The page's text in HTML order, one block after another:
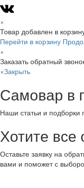
×
Товар добавлен в
Перейти в корзину
×
Заказать обратный
×Закрыть
Самовар в
Наши статьи и подборки
Хотите все
Оставьте заявку на
вами и поможет с